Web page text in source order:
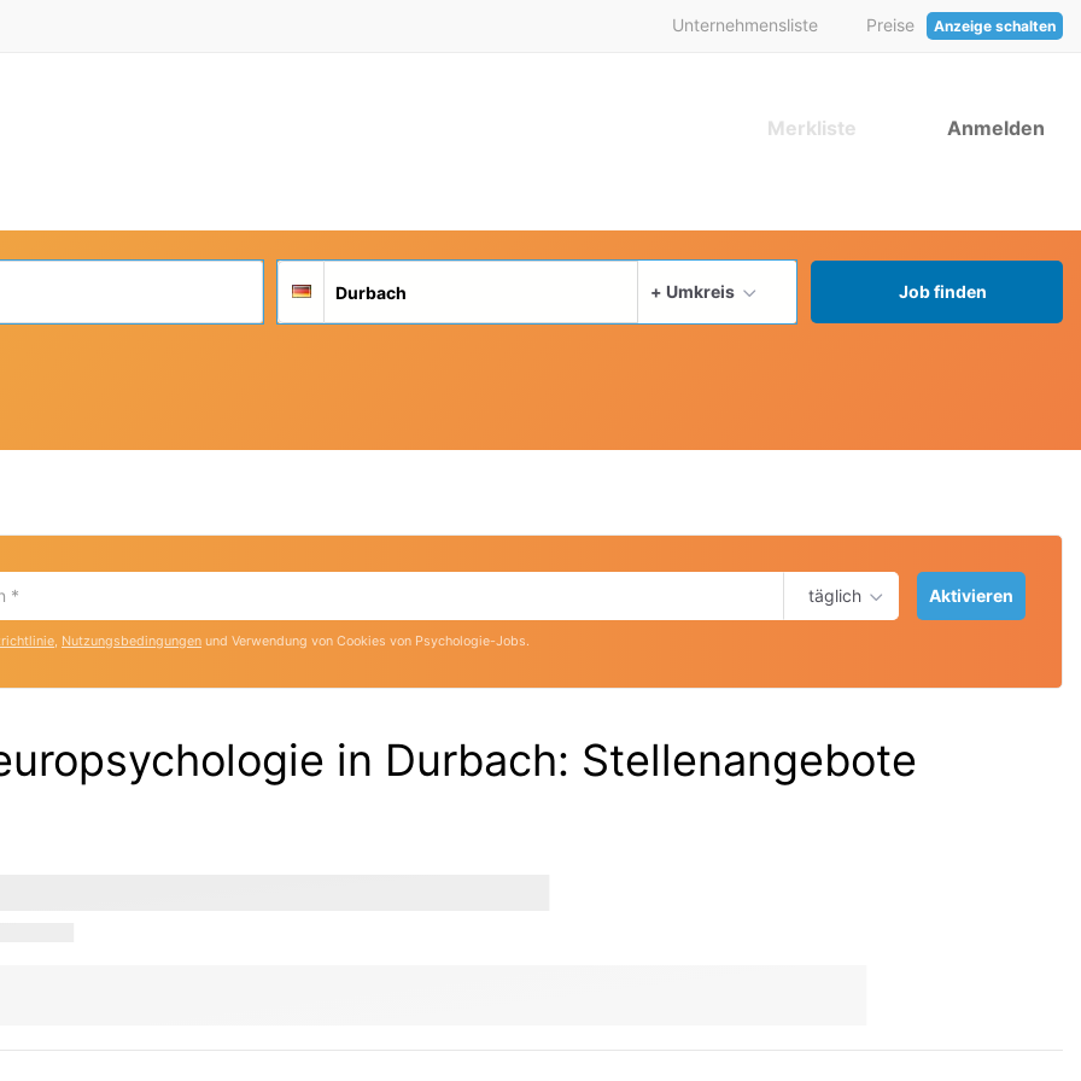
Anzeige schalten
Unternehmensliste Preise
Anmelden
Merkliste
Deutschland
+ Umkreis
aktuellen Ort verwenden
Job finden
täglich Aktivieren
, Nutzungsbedingungen und Verwendung von Cookies von Psychologie-Jobs.
in Durbach: Stellenangebote